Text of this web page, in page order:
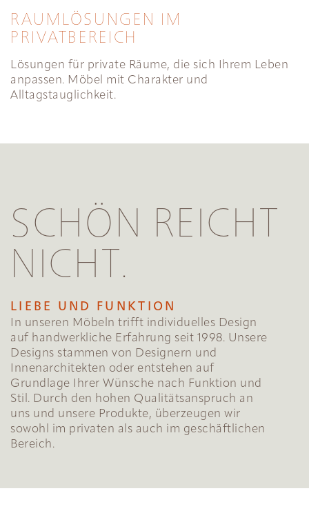
RAUMLÖSUNGEN IM
PRIVATBEREICH
Lösungen für private Räume, die sich Ihrem Leben
anpassen. Möbel mit Charakter und
Alltagstauglichkeit.
SCHÖN REICHT
NICHT.
LIEBE UND FUNKTION
In unseren Möbeln trifft individuelles Design
auf handwerkliche Erfahrung seit 1998. Unsere
Designs stammen von Designern und
Innenarchitekten oder entstehen auf
Grundlage Ihrer Wünsche nach Funktion und
Stil. Durch den hohen Qualitätsanspruch an
uns und unsere Produkte, überzeugen wir
sowohl im privaten als auch im geschäftlichen
Bereich.